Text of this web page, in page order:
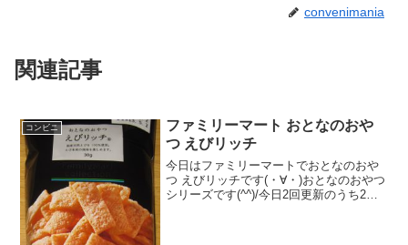
convenimania
関連記事
コンビニ
ファミリーマート おとなのおや
つ えびリッチ
今日はファミリーマートでおとなのおや
つ えびリッチです(・∀・)おとなのおやつ
シリーズです(^^)/今日2回更新のうち2回